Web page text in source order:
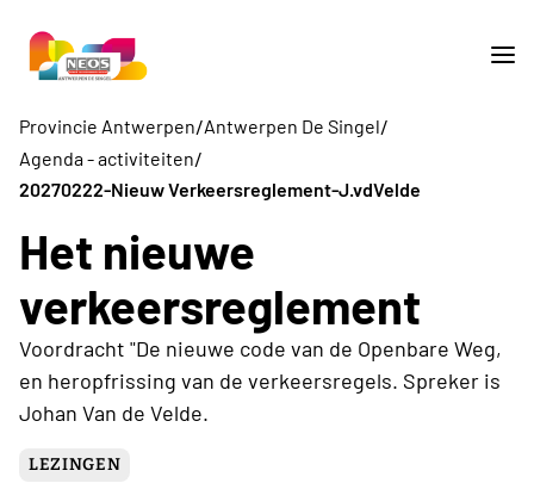
Provincie Antwerpen/Antwerpen De Singel/
Agenda - activiteiten/
20270222-Nieuw Verkeersreglement-J.vdVelde
Het nieuwe
verkeersreglement
Voordracht "De nieuwe code van de Openbare Weg,
en heropfrissing van de verkeersregels. Spreker is
Johan Van de Velde.
LEZINGEN